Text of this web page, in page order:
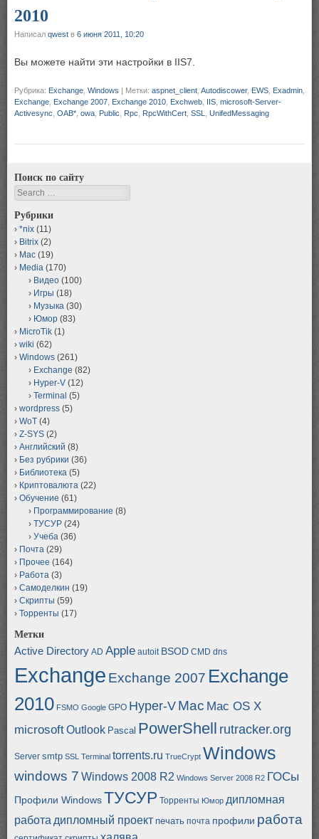
2010
Написал qwest в 6 июня 2011, 10:20
Вы можете найти эти настройки в IIS7.
Рубрика: Exchange Windows | Метки: aspnet_client Autodiscower, EWS Exadmin
Exchange Exchange 2007 Exchange 2010 Exchweb IIS microsoft-Server-
Activesync OAB* owa Public Rpc RpcWithCert SSL UnifedMessaging
Поиск по сайту
Search
Рубрики
*nix (11)
Bitrix (2)
Mac (19)
Media (170)
Видео (100)
Игры (18)
Музыка (30)
Юмор (83)
MicroTik (1)
wiki (62)
Windows (261)
Exchange (82)
Hyper-V (12)
Terminal (5)
wordpress (5)
WoT (4)
Z-SYS (2)
Английский (8)
Без рубрики (36)
Библиотека (5)
Криптовалюта (22)
Обучение (61)
Программирование (8)
ТУСУР (24)
Учеба (36)
Почта (29)
Прочее (164)
Работа (3)
Самоделкин (19)
Скрипты (59)
Торренты (17)
Метки
Active Directory AD Apple autoit BSOD CMD dns
Exchange Exchange 2007 Exchange
2010 FSMO Google GPO Hyper-V Mac Mac OS X
microsoftOutlook Pascal PowerShell rutracker.org
Server smtp SSL Terminal torrents.ru TrueCrypt Windows
windows 7 Windows 2008 R2 Windows Server 2008 R2 ГОСы
Профили WindowsТУСУР Торренты Юмор дипломная
работа дипломный проект печать почта профили работа